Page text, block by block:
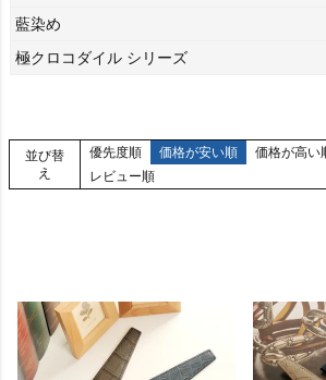
藍染め
極クロコダイル シリーズ
並び替
え
優先度順 価格が安い順 価格が高い
レビュー順